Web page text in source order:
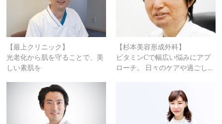
【最上クリニック】
光老化から肌を守ることで、美
しい素肌を
【杉本美容形成外科​】
ビタミンCで幅広い悩みにアプ
ローチ。 日々のケアや過ごし…